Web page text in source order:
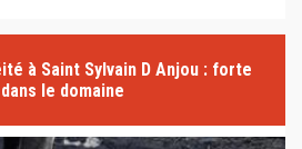
à Saint Sylvain D Anjou : forte
le domaine